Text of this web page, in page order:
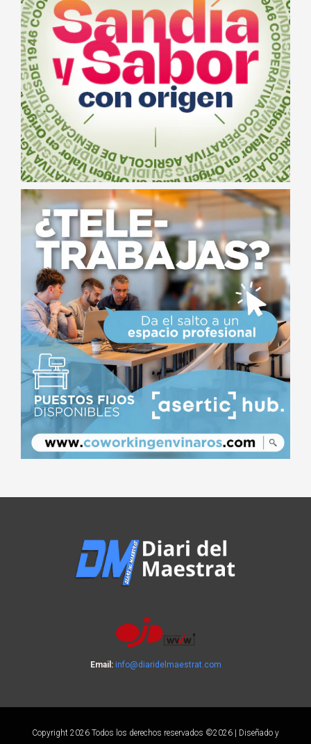
Email: info@diaridelmaestrat.com
Copyright 2026 Todos los derechos reservados ©2026 | Diseñado y